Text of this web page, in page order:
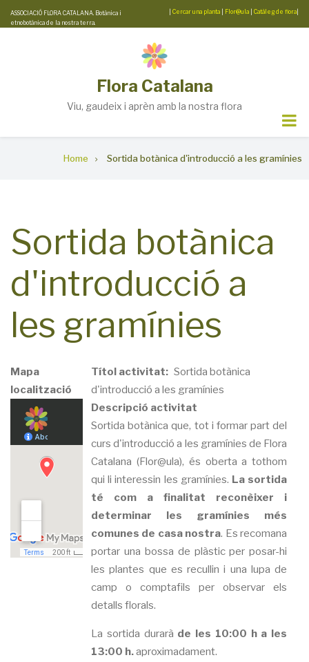
Skip
to
ASSOCIACIÓ FLORA CATALANA. Botànica i
etnobotànica de la nostra terra.
Cercar una planta Flor@ula Catàleg de flora
Flora Catalana
Viu, gaudeix i aprèn amb la nostra flora
Home Sortida botànica d'introducció a les gramínies
Sortida botànica
d'introducció a
les gramínies
Mapa
localització
Títol activitat
Sortida botànica
d'introducció a les gramínies
Descripció activitat
Sortida botànica que, tot i formar part del
curs d'introducció a les gramínies de Flora
Catalana (Flor@ula), és oberta a tothom
qui li interessin les gramínies. La sortida
té com a finalitat reconèixer i
determinar les gramínies més
comunes de casa nostra. Es recomana
portar una bossa de plàstic per posar-hi
les plantes que es recullin i una lupa de
camp o comptafils per observar els
detalls florals.
La sortida durarà de les 10:00 h a les
13:00 h.aproximadament.